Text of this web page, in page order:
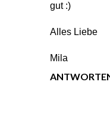
gut :)
Alles Liebe
Mila